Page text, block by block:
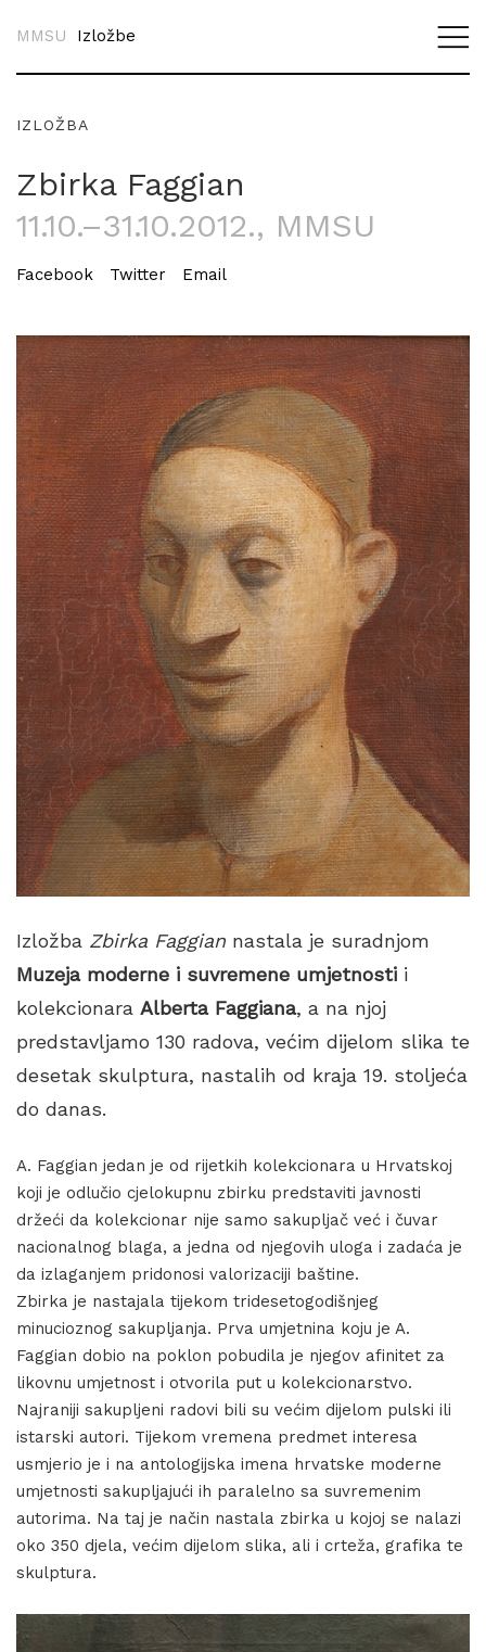
MMSU Izložbe
IZLOŽBA
Zbirka Faggian
11.10.–31.10.2012., MMSU
Facebook Twitter Email
Izložba Zbirka Faggian nastala je suradnjom
Muzeja moderne i suvremene umjetnosti i
kolekcionara Alberta Faggiana, a na njoj
predstavljamo 130 radova, većim dijelom slika te
desetak skulptura, nastalih od kraja 19. stoljeća
do danas.
A. Faggian jedan je od rijetkih kolekcionara u Hrvatskoj
koji je odlučio cjelokupnu zbirku predstaviti javnosti
držeći da kolekcionar nije samo sakupljač već i čuvar
nacionalnog blaga, a jedna od njegovih uloga i zadaća je
da izlaganjem pridonosi valorizaciji baštine.
Zbirka je nastajala tijekom tridesetogodišnjeg
minucioznog sakupljanja. Prva umjetnina koju je A.
Faggian dobio na poklon pobudila je njegov afinitet za
likovnu umjetnost i otvorila put u kolekcionarstvo.
Najraniji sakupljeni radovi bili su većim dijelom pulski ili
istarski autori. Tijekom vremena predmet interesa
usmjerio je i na antologijska imena hrvatske moderne
umjetnosti sakupljajući ih paralelno sa suvremenim
autorima. Na taj je način nastala zbirka u kojoj se nalazi
oko 350 djela, većim dijelom slika, ali i crteža, grafika te
skulptura.